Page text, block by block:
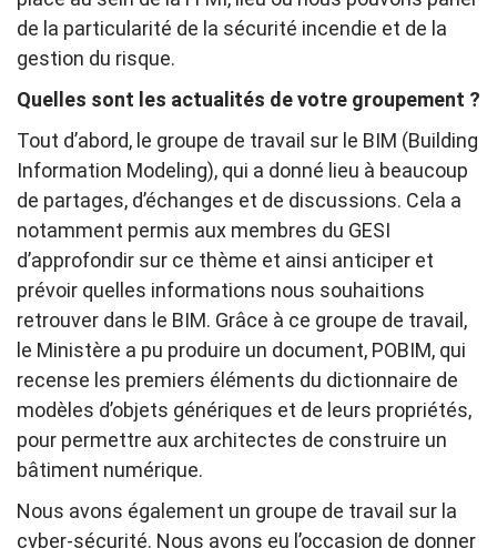
de la particularité de la sécurité incendie et de la
gestion du risque.
Quelles sont les actualités de votre groupement ?
Tout d’abord, le groupe de travail sur le BIM (Building
Information Modeling), qui a donné lieu à beaucoup
de partages, d’échanges et de discussions. Cela a
notamment permis aux membres du GESI
d’approfondir sur ce thème et ainsi anticiper et
prévoir quelles informations nous souhaitions
retrouver dans le BIM. Grâce à ce groupe de travail,
le Ministère a pu produire un document, POBIM, qui
recense les premiers éléments du dictionnaire de
modèles d’objets génériques et de leurs propriétés,
pour permettre aux architectes de construire un
bâtiment numérique.
Nous avons également un groupe de travail sur la
cyber-sécurité. Nous avons eu l’occasion de donner